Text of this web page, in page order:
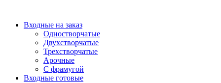
содержимому
Входные на заказ
Одностворчатые
Двухстворчатые
Трехстворчатые
Арочные
С фрамугой
Входные готовые